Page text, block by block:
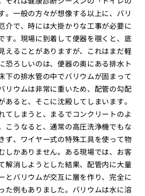
。一般の方々が想像する以上に、バリ
介で、時には大掛かりな工事が必要に
す。現場に到着して便器を覗くと、底
えることがありますが、これはまだ軽
恐ろしいのは、便器の奥にある排水ト
下の排水管の中でバリウムが固まって
リウムは非常に重いため、配管の勾配
あると、そこに沈殿してしまいます。
てしまうと、まるでコンクリートのよ
こうなると、通常の高圧洗浄機でもな
ず、ワイヤー式の特殊工具を使って物
しかありません。ある現場では、お客
解消しようとした結果、配管内に大量
とバリウムが交互に層を作り、完全に
た例もありました。バリウムは水に溶